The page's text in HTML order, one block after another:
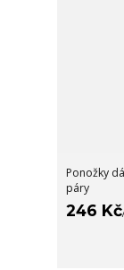
Ponožky
páry
246 Kč